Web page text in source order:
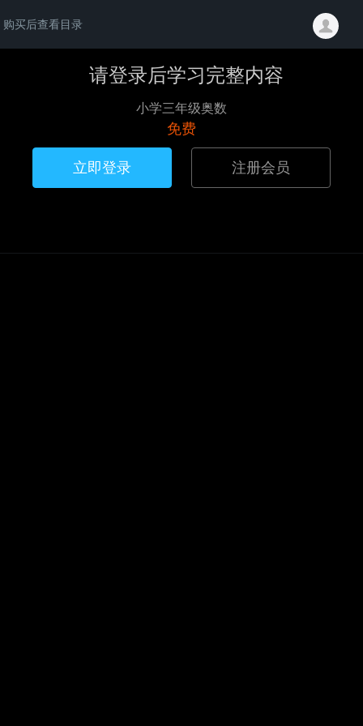
购买后查看目录
请登录后学习完整内容
小学三年级奥数
免费
立即登录 注册会员